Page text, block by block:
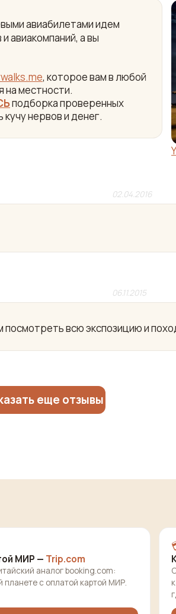
авиабилетами идем
авиакомпаний, а вы
, которое вам в любой
на местности.
подборка проверенных
нервов и денег.
02.04.2016
06.11.2015
всю экспозицию и
еще отзывы
МИР — Trip.com
аналог booking.com:
планете с оплатой картой МИР.